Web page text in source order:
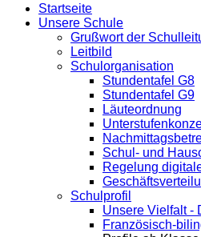
Startseite
Unsere Schule
Grußwort der
Leitbild
Schulorganisation
Stundentafel G8
Stundentafel G9
Läuteordnung
Schul- und
Regelung
Schulprofil
Unsere Vielfalt -
Französisch-